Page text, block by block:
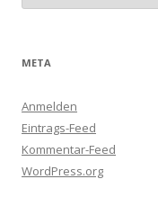
META
Anmelden
Eintrags-Feed
Kommentar-Feed
WordPress.org